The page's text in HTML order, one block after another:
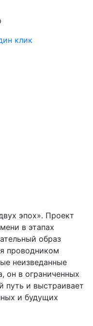
клик
эпох». Проект
в этапах
образ
проводником
неизведанные
в ограниченных
путь и выстраивает
и будущих